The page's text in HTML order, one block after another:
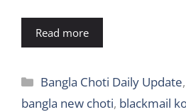
Read more
Categories
Bangla Choti Daily Update,
bangla new choti, blackmail